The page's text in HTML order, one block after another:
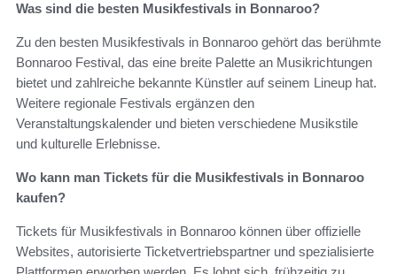
Was sind die besten Musikfestivals in Bonnaroo?
Zu den besten Musikfestivals in Bonnaroo gehört das berühmte
Bonnaroo Festival, das eine breite Palette an Musikrichtungen
bietet und zahlreiche bekannte Künstler auf seinem Lineup hat.
Weitere regionale Festivals ergänzen den
Veranstaltungskalender und bieten verschiedene Musikstile
und kulturelle Erlebnisse.
Wo kann man Tickets für die Musikfestivals in Bonnaroo
kaufen?
Tickets für Musikfestivals in Bonnaroo können über offizielle
Websites, autorisierte Ticketvertriebspartner und spezialisierte